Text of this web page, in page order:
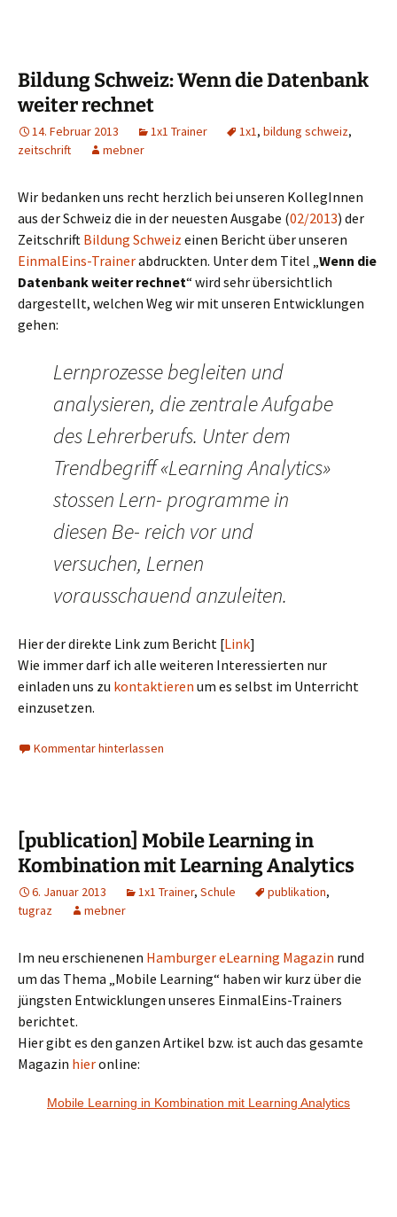
Bildung Schweiz: Wenn die Datenbank
weiter rechnet
14. Februar 2013 1x1 Trainer 1x1, bildung schweiz,
zeitschrift
mebner
Wir bedanken uns recht herzlich bei unseren KollegInnen
aus der Schweiz die in der neuesten Ausgabe (02/2013) der
Zeitschrift Bildung Schweiz einen Bericht über unseren
EinmalEins-Trainerabdruckten. Unter dem Titel „Wenn die
Datenbank weiter rechnet“ wird sehr übersichtlich
dargestellt, welchen Weg wir mit unseren Entwicklungen
gehen:
Lernprozesse begleiten und
analysieren, die zentrale Aufgabe
des Lehrerberufs. Unter dem
Trendbegriff «Learning Analytics»
stossen Lern- programme in
diesen Be- reich vor und
versuchen, Lernen
vorausschauend anzuleiten.
Hier der direkte Link zum Bericht [Link]
Wie immer darf ich alle weiteren Interessierten nur
einladen uns zu kontaktieren um es selbst im Unterricht
einzusetzen.
Kommentar hinterlassen
[publication] Mobile Learning in
Kombination mit Learning Analytics
6. Januar 2013 1x1 Trainer, Schule publikation,
tugraz
mebner
Im neu erschienenen Hamburger eLearning Magazin rund
um das Thema „Mobile Learning“ haben wir kurz über die
jüngsten Entwicklungen unseres EinmalEins-Trainers
berichtet.
Hier gibt es den ganzen Artikel bzw. ist auch das gesamte
Magazin hieronline:
Mobile Learning in Kombination mit Learning Analytics